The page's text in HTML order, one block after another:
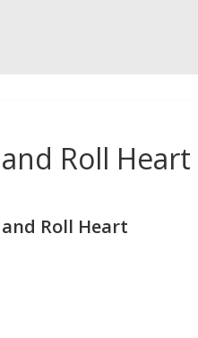
Roll Heart
Roll Heart